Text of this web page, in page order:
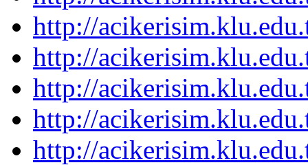
http://
http://
http://
http://
http://